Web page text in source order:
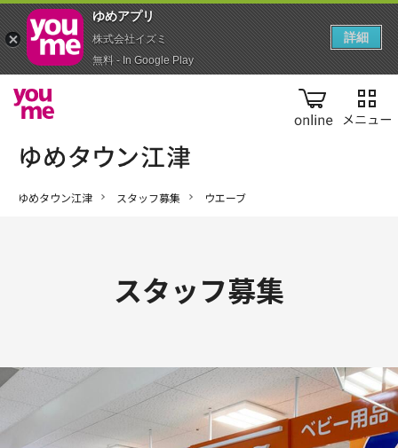
online
ゆめタウン江津 スタッフ募集 ウエーブ
スタッフ募集
ゆめアプ‪リ‬
株式会社イズミ
無料 - In Google Play
詳細